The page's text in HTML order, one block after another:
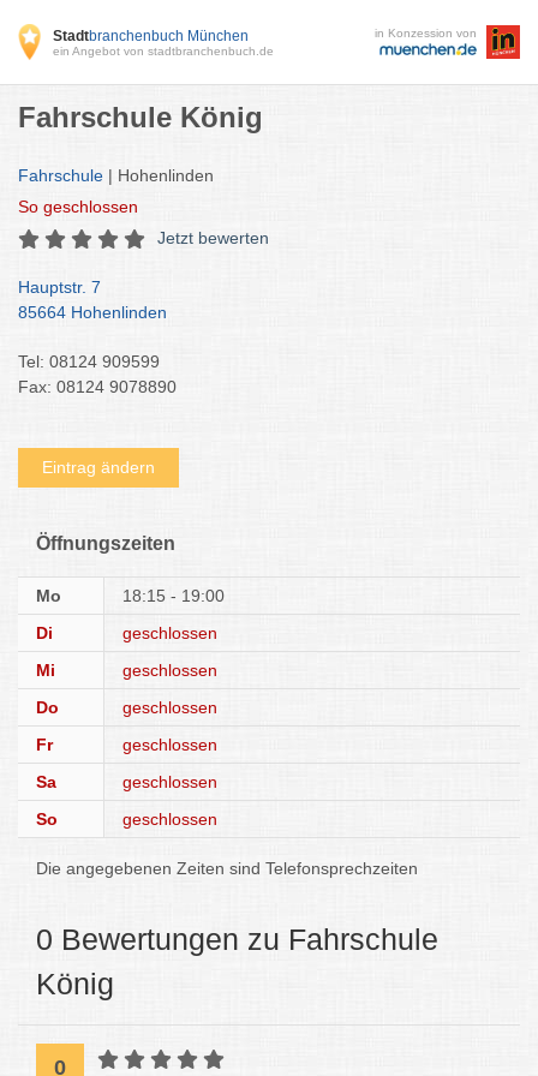
Stadtbranchenbuch München
ein Angebot von stadtbranchenbuch.de
in Konzession von
Fahrschule König
Fahrschule | Hohenlinden
So geschlossen
Jetzt bewerten
Hauptstr. 7
85664 Hohenlinden
Tel: 08124 909599
Fax: 08124 9078890
Eintrag ändern
Öffnungszeiten
Mo
18:15 - 19:00
Di
geschlossen
Mi
geschlossen
Do
geschlossen
Fr
geschlossen
Sa
geschlossen
So
geschlossen
Die angegebenen Zeiten sind Telefonsprechzeiten
0 Bewertungen zu Fahrschule
König
0